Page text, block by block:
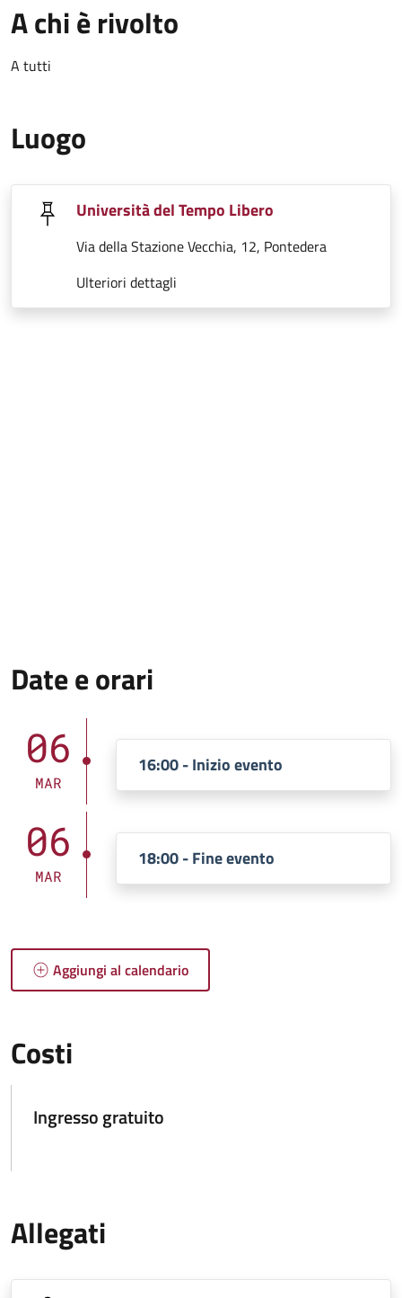
A chi è rivolto
A tutti
Luogo
Università del Tempo Libero
Via della Stazione Vecchia, 12, Pontedera
Ulteriori dettagli
Date e orari
06
MAR
16:00 - Inizio evento
06
MAR
18:00 - Fine evento
Aggiungi al calendario
Costi
Ingresso gratuito
Allegati